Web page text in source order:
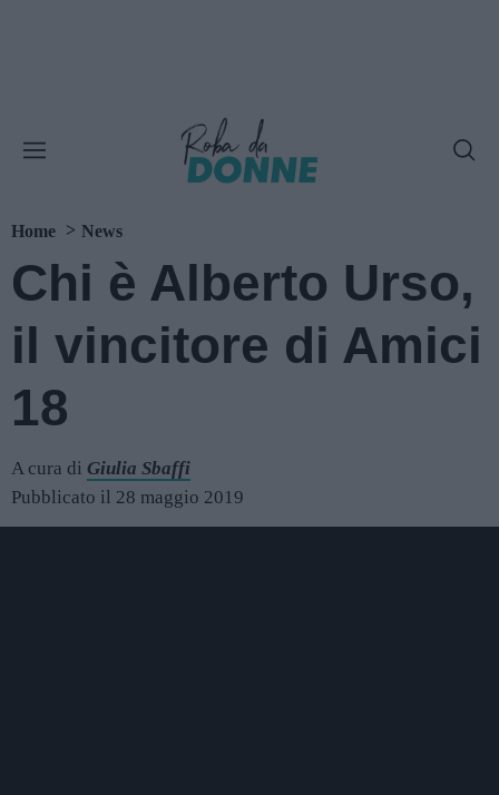
Home News
Chi è Alberto Urso,
il vincitore di Amici
18
A cura di Giulia Sbaffi
Pubblicato il 28 maggio 2019